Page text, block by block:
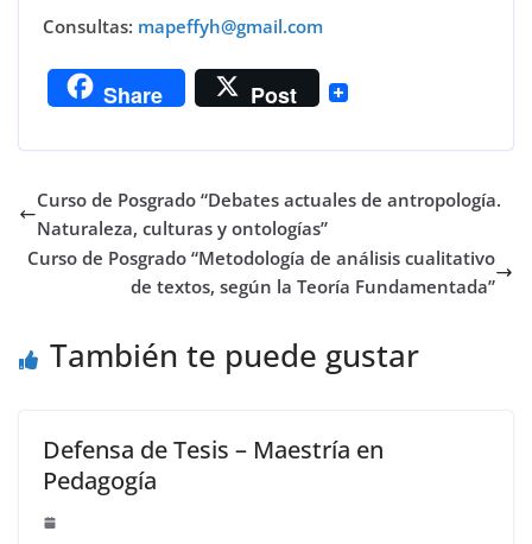
Consultas: mapeffyh@gmail.com
Share Post
Curso de Posgrado “Debates actuales de antropología.
Naturaleza, culturas y ontologías”
Curso de Posgrado “Metodología de análisis cualitativo
de textos, según la Teoría Fundamentada”
También te puede gustar
Defensa de Tesis – Maestría en
Pedagogía